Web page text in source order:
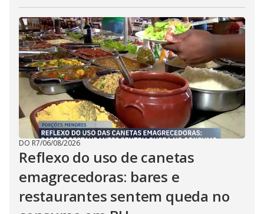
DO R7/06/08/2026
Reflexo do uso de canetas
emagrecedoras: bares e
restaurantes sentem queda no